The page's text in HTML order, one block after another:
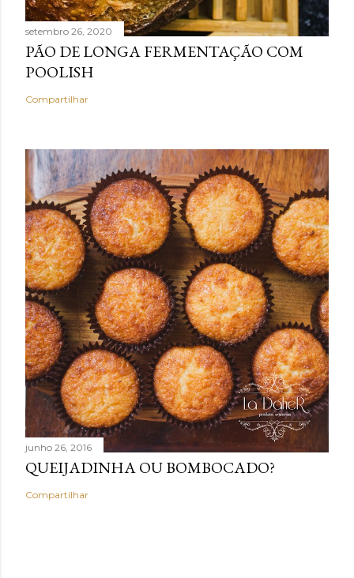
setembro 26, 2020
PÃO DE LONGA FERMENTAÇÃO COM
POOLISH
Compartilhar
junho 26, 2016
QUEIJADINHA OU BOMBOCADO?
Compartilhar